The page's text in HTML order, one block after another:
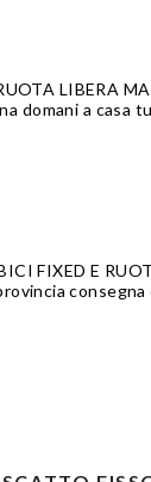
LIBERA
domani a casa
FIXED E
consegna